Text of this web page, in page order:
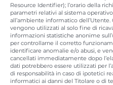
Resource Identifier); l’orario della
parametri relativi al sistema
all’ambiente informatico dell’Utente.
vengono utilizzati al solo fine di
informazioni statistiche anonime
per controllarne il corretto
identificare anomalie e/o abusi, e
cancellati immediatamente dopo
dati potrebbero essere utilizzati per
di responsabilità in caso di ipotetici
informatici ai danni del Titolare o di